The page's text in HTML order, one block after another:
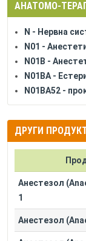
N - Нервна
N01 -
N01B -
N01BA -
N01BA52 -
Анестезол
1
Анестезол